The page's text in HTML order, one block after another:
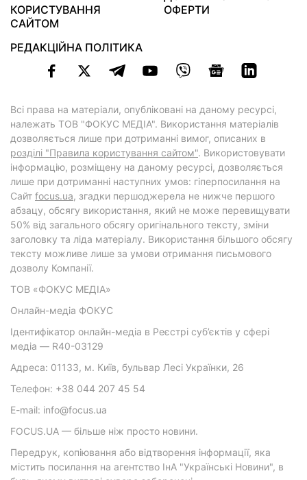
КОРИСТУВАННЯ
САЙТОМ
ОФЕРТИ
РЕДАКЦІЙНА ПОЛІТИКА
Всі права на матеріали, опубліковані на даному ресурсі,
належать ТОВ "ФОКУС МЕДІА". Використання матеріалів
дозволяється лише при дотриманні вимог, описаних в
розділі "Правила користування сайтом". Використовувати
інформацію, розміщену на даному ресурсі, дозволяється
лише при дотриманні наступних умов: гіперпосилання на
Cайт focus.ua, згадки першоджерела не нижче першого
абзацу, обсягу використання, який не може перевищувати
50% від загального обсягу оригінального тексту, зміни
заголовку та ліда матеріалу. Використання більшого обсягу
тексту можливе лише за умови отримання письмового
дозволу Компанії.
ТОВ «ФОКУС МЕДІА»
Онлайн-медіа ФОКУС
Ідентифікатор онлайн-медіа в Реєстрі суб’єктів у сфері
медіа — R40-03129
Адреса: 01133, м. Київ, бульвар Лесі Українки, 26
Телефон: +38 044 207 45 54
E-mail: info@focus.ua
FOCUS.UA — більше ніж просто новини.
Передрук, копіювання або відтворення інформації, яка
містить посилання на агентство ІнА "Українські Новини", в